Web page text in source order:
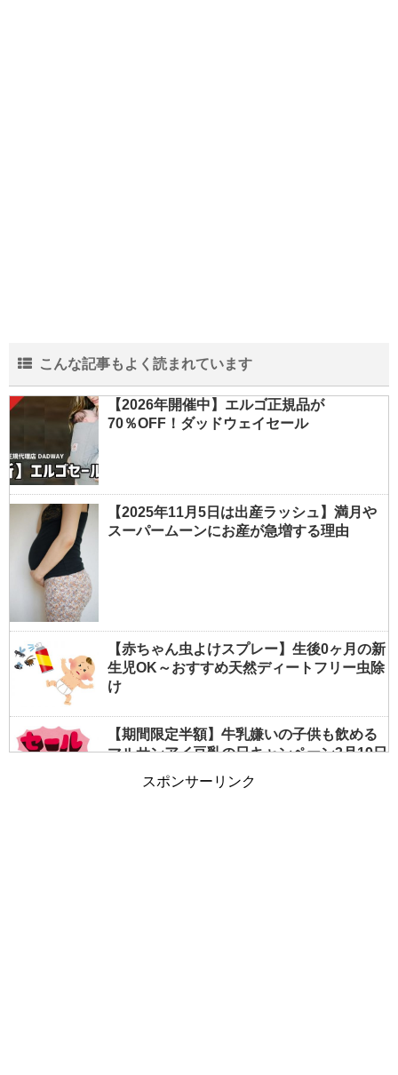
こんな記事もよく読まれています
【2026年開催中】エルゴ正規品が
70％OFF！ダッドウェイセール
【2025年11月5日は出産ラッシュ】満月や
スーパームーンにお産が急増する理由
【赤ちゃん虫よけスプレー】生後0ヶ月の新
生児OK～おすすめ天然ディートフリー虫除
け
【期間限定半額】牛乳嫌いの子供も飲める
マルサンアイ豆乳の日キャンペーン3月19日
スポンサーリンク